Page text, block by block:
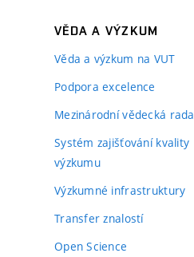
VĚDA A VÝZKUM
Věda a výzkum na VUT
Podpora excelence
Mezinárodní vědecká rada
Systém zajišťování kvality
výzkumu
Výzkumné infrastruktury
Transfer znalostí
Open Science